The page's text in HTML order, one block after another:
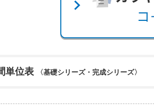
単位表 〈基礎シリーズ・完成シリーズ〉